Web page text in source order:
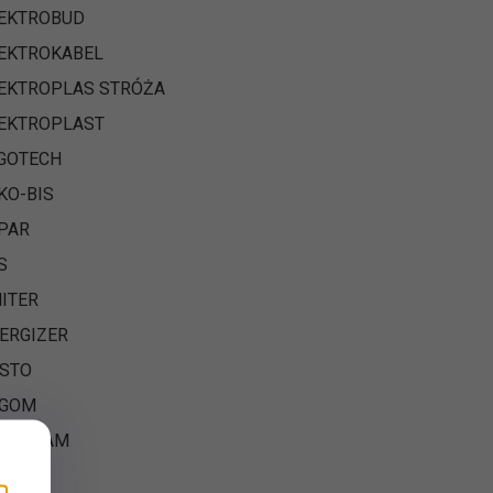
STRÓŻA
BIS
POLAM